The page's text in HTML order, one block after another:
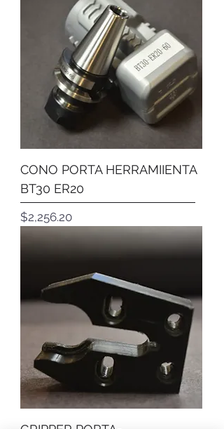
CONO PORTA HERRAMIIENTA
BT30 ER20
Precio
$2,256.20